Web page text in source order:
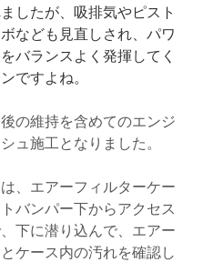
したが、吸排気やピスト
なども見直しされ、パワ
バランスよく発揮してく
ですよね。
の維持を含めてのエンジ
ュ施工となりました。
、エアーフィルターケー
バンパー下からアクセス
下に潜り込んで、エアー
ケース内の汚れを確認し